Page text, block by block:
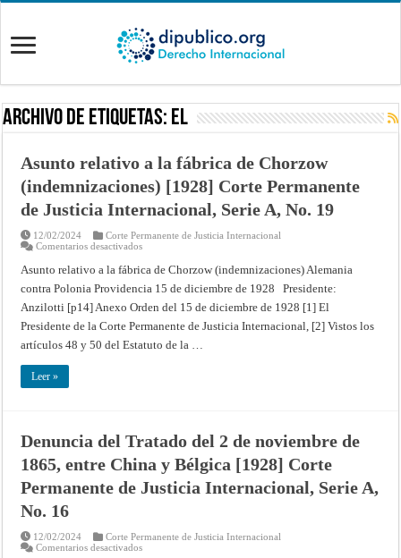
Archivo de Etiquetas: EL
Asunto relativo a la fábrica de Chorzow
(indemnizaciones) [1928] Corte Permanente
de Justicia Internacional, Serie A, No. 19
12/02/2024
Corte Permanente de Justicia Internacional
Comentarios desactivadosen
relativo
a
la
de
(indemnizaciones)
[1928]
Corte
19
Asunto relativo a la fábrica de Chorzow (indemnizaciones) Alemania
contra Polonia Providencia 15 de diciembre de 1928 Presidente:
Anzilotti [p14] Anexo Orden del 15 de diciembre de 1928 [1] El
Presidente de la Corte Permanente de Justicia Internacional, [2] Vistos los
artículos 48 y 50 del Estatuto de la …
Leer »
Denuncia del Tratado del 2 de noviembre de
1865, entre China y Bélgica [1928] Corte
Permanente de Justicia Internacional, Serie A,
No. 16
12/02/2024
Corte Permanente de Justicia Internacional
Comentarios desactivadosen